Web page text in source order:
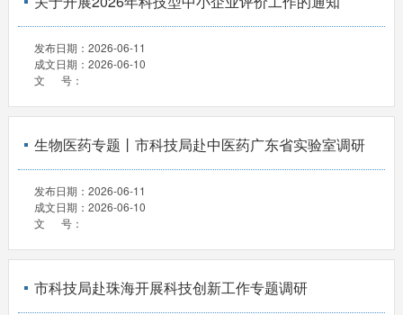
发布日期： 2026-06-11
成文日期： 2026-06-10
文 号：
生物医药专题丨市科技局赴中医药广东省实验室调研
发布日期： 2026-06-11
成文日期： 2026-06-10
文 号：
市科技局赴珠海开展科技创新工作专题调研